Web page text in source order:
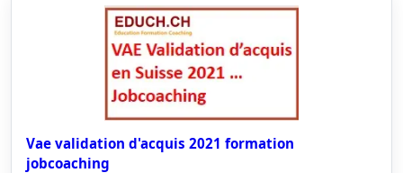
Vae validation d'acquis 2021 formation
jobcoaching